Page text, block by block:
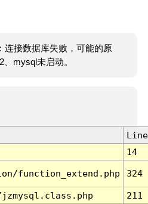
连接数据库失败，可能的原
mysql未启动。
Line
14
function_extend.php 324
211